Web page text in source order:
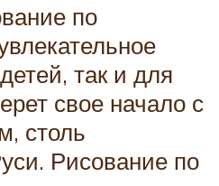
по
так и для
свое начало с
столь
Рисование по